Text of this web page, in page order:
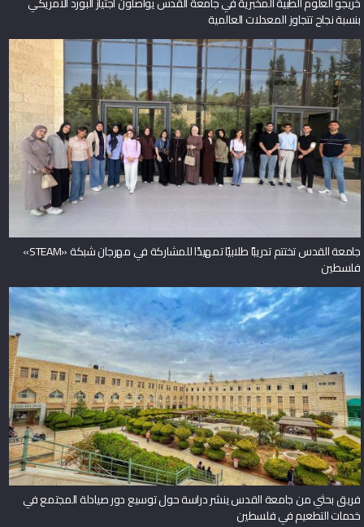
بنسبة نجاح تتجاوز المعدلات العالمية
جامعة القدس تختتم تدريبًا طلابيًا تمهيدًا للمشاركة في مهرجان شبكة «STEAM»
فلسطين
فريق بحثي من جامعة القدس ينشر دراسة حول توسيع دور صيادلة المجتمع في
خدمات التطعيم في فلسطين